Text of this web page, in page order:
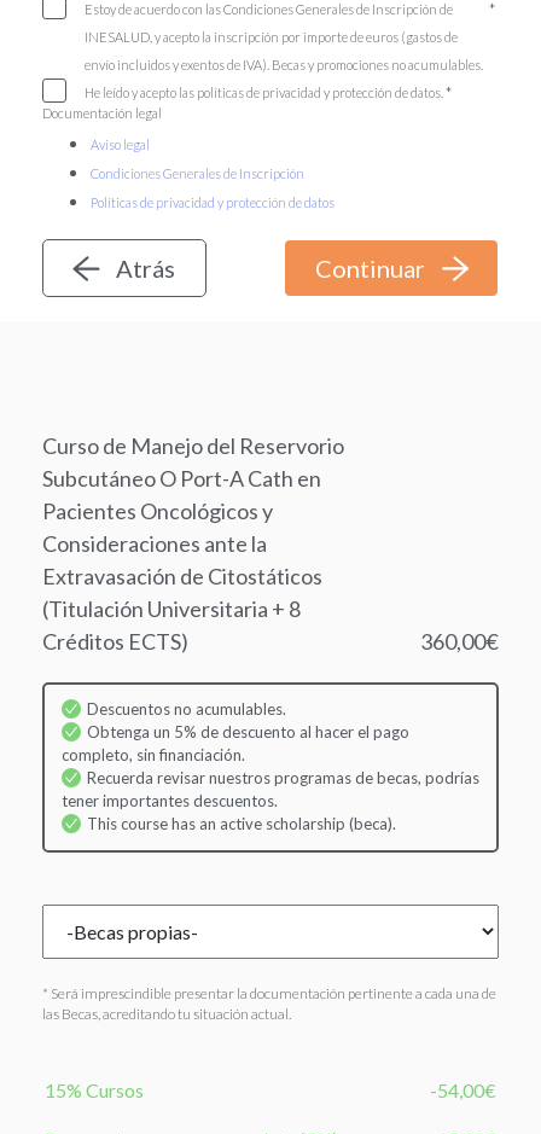
Estoy de acuerdo con las Condiciones Generales de Inscripción de
INESALUD, y acepto la inscripción por importe de euros (gastos de
envío incluidos y exentos de IVA). Becas y promociones no acumulables.
He leído y acepto las políticas de privacidad y protección de datos.
Documentación legal
Aviso legal
Condiciones Generales de Inscripción
Políticas de privacidad y protección de datos
Atrás
Curso de Manejo del Reservorio
Subcutáneo O Port-A Cath en
Pacientes Oncológicos y
Consideraciones ante la
Extravasación de Citostáticos
(Titulación Universitaria + 8
Créditos ECTS)
360,00€
Descuentos no acumulables.
Obtenga un 5% de descuento al hacer el pago
completo, sin financiación.
Recuerda revisar nuestros programas de becas, podrías
tener importantes descuentos.
This course has an active scholarship (beca).
* Será imprescindible presentar la documentación pertinente a cada una de
las Becas, acreditando tu situación actual.
15% Cursos -54,00€